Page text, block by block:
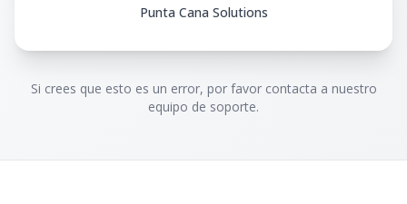
Punta Cana Solutions
Si crees que esto es un error, por favor contacta a nuestro
equipo de soporte.